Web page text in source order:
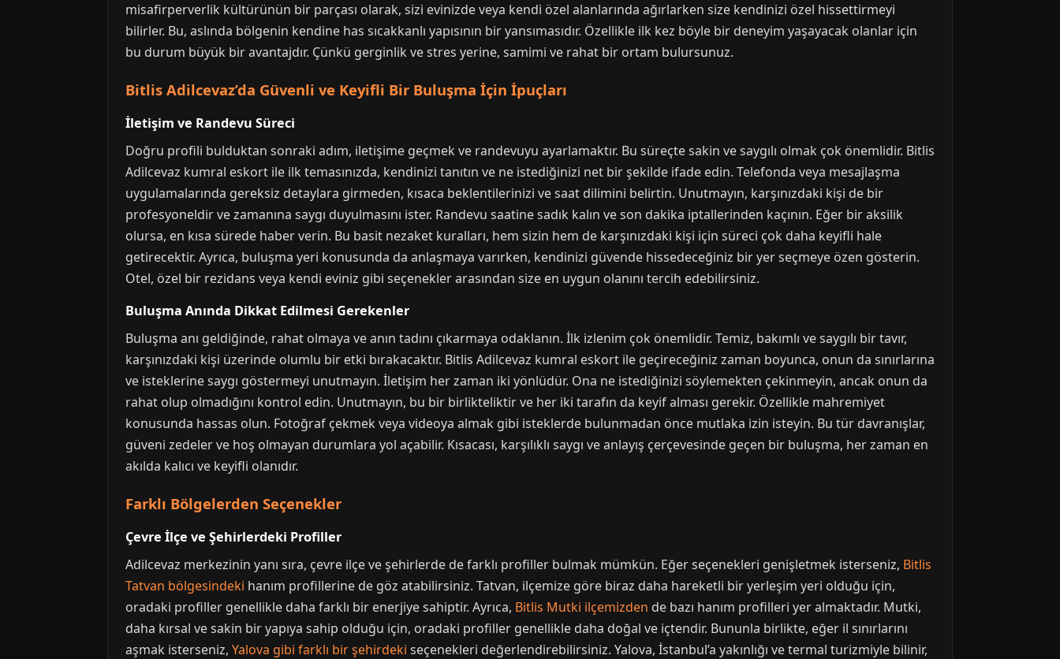
misafirperverlik kültürünün bir parçası olarak, sizi evinizde veya kendi özel alanlarında ağırlarken size kendinizi özel hissettirmeyi
bilirler. Bu, aslında bölgenin kendine has sıcakkanlı yapısının bir yansımasıdır. Özellikle ilk kez böyle bir deneyim yaşayacak olanlar için
bu durum büyük bir avantajdır. Çünkü gerginlik ve stres yerine, samimi ve rahat bir ortam bulursunuz.
Bitlis Adilcevaz’da Güvenli ve Keyifli Bir Buluşma İçin İpuçları
İletişim ve Randevu Süreci
Doğru profili bulduktan sonraki adım, iletişime geçmek ve randevuyu ayarlamaktır. Bu süreçte sakin ve saygılı olmak çok önemlidir. Bitlis
Adilcevaz kumral eskort ile ilk temasınızda, kendinizi tanıtın ve ne istediğinizi net bir şekilde ifade edin. Telefonda veya mesajlaşma
uygulamalarında gereksiz detaylara girmeden, kısaca beklentilerinizi ve saat dilimini belirtin. Unutmayın, karşınızdaki kişi de bir
profesyoneldir ve zamanına saygı duyulmasını ister. Randevu saatine sadık kalın ve son dakika iptallerinden kaçının. Eğer bir aksilik
olursa, en kısa sürede haber verin. Bu basit nezaket kuralları, hem sizin hem de karşınızdaki kişi için süreci çok daha keyifli hale
getirecektir. Ayrıca, buluşma yeri konusunda da anlaşmaya varırken, kendinizi güvende hissedeceğiniz bir yer seçmeye özen gösterin.
Otel, özel bir rezidans veya kendi eviniz gibi seçenekler arasından size en uygun olanını tercih edebilirsiniz.
Buluşma Anında Dikkat Edilmesi Gerekenler
Buluşma anı geldiğinde, rahat olmaya ve anın tadını çıkarmaya odaklanın. İlk izlenim çok önemlidir. Temiz, bakımlı ve saygılı bir tavır,
karşınızdaki kişi üzerinde olumlu bir etki bırakacaktır. Bitlis Adilcevaz kumral eskort ile geçireceğiniz zaman boyunca, onun da sınırlarına
ve isteklerine saygı göstermeyi unutmayın. İletişim her zaman iki yönlüdür. Ona ne istediğinizi söylemekten çekinmeyin, ancak onun da
rahat olup olmadığını kontrol edin. Unutmayın, bu bir birlikteliktir ve her iki tarafın da keyif alması gerekir. Özellikle mahremiyet
konusunda hassas olun. Fotoğraf çekmek veya videoya almak gibi isteklerde bulunmadan önce mutlaka izin isteyin. Bu tür davranışlar,
güveni zedeler ve hoş olmayan durumlara yol açabilir. Kısacası, karşılıklı saygı ve anlayış çerçevesinde geçen bir buluşma, her zaman en
akılda kalıcı ve keyifli olanıdır.
Farklı Bölgelerden Seçenekler
Çevre İlçe ve Şehirlerdeki Profiller
Adilcevaz merkezinin yanı sıra, çevre ilçe ve şehirlerde de farklı profiller bulmak mümkün. Eğer seçenekleri genişletmek isterseniz, Bitlis
Tatvan bölgesindeki hanım profillerine de göz atabilirsiniz. Tatvan, ilçemize göre biraz daha hareketli bir yerleşim yeri olduğu için,
oradaki profiller genellikle daha farklı bir enerjiye sahiptir. Ayrıca, Bitlis Mutki ilçemizden de bazı hanım profilleri yer almaktadır. Mutki,
daha kırsal ve sakin bir yapıya sahip olduğu için, oradaki profiller genellikle daha doğal ve içtendir. Bununla birlikte, eğer il sınırlarını
aşmak isterseniz, Yalova gibi farklı bir şehirdeki seçenekleri değerlendirebilirsiniz. Yalova, İstanbul’a yakınlığı ve termal turizmiyle bilinir,